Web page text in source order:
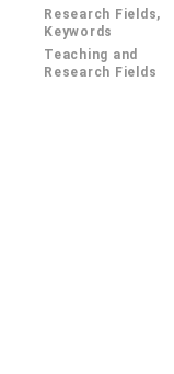
Research Fields,
Keywords
Teaching and
Research Fields